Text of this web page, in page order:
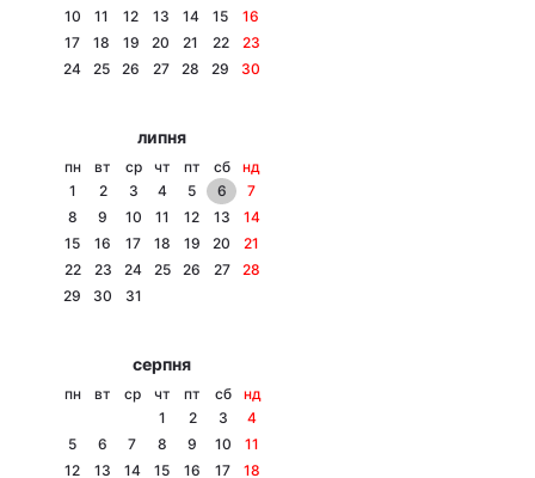
Екологія
Інтерв'ю
Архів
10
11 12 13 14 15
16
17
18 19 20 21 22
23
24
25 26 27 28 29 30
липня
пн вт ср чт пт сб
нд
1
2 3 4 5 6
7
8
9 10 11 12 13
14
15
16 17 18 19 20
21
22
23 24 25 26 27
28
29
30 31
серпня
пн вт ср чт пт сб
нд
1
2 3
4
5
6 7 8 9 10
11
12
13 14 15 16 17
18